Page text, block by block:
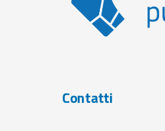
Contatti